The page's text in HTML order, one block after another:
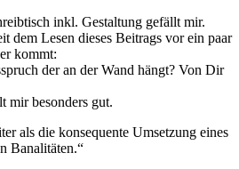
inkl. Gestaltung gefällt mir.
dem Lesen dieses Beitrags vor ein paar
kommt:
der an der Wand hängt? Von Dir
mir besonders gut.
als die konsequente Umsetzung eines
Banalitäten.“